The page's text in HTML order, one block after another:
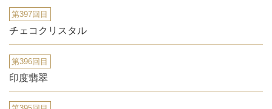
第397回目
チェコクリスタル
第396回目
印度翡翠